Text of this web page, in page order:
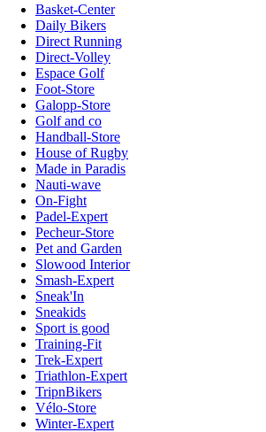
Basket-Center
Daily Bikers
Direct Running
Direct-Volley
Espace Golf
Foot-Store
Galopp-Store
Golf and co
Handball-Store
House of Rugby
Made in Paradis
Nauti-wave
On-Fight
Padel-Expert
Pecheur-Store
Pet and Garden
Slowood Interior
Smash-Expert
Sneak'In
Sneakids
Sport is good
Training-Fit
Trek-Expert
Triathlon-Expert
TripnBikers
Vélo-Store
Winter-Expert